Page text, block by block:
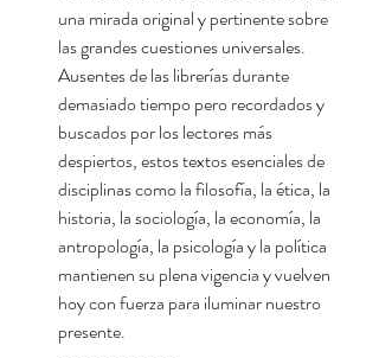
una mirada original y pertinente sobre
las grandes cuestiones universales.
Ausentes de las librerías durante
demasiado tiempo pero recordados y
buscados por los lectores más
despiertos, estos textos esenciales de
disciplinas como la filosofía, la ética, la
historia, la sociología, la economía, la
antropología, la psicología y la política
mantienen su plena vigencia y vuelven
hoy con fuerza para iluminar nuestro
presente.